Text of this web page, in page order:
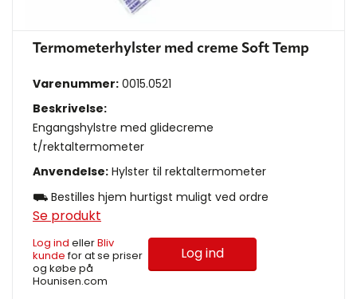
Termometerhylster med creme Soft Temp
Varenummer: 0015.0521
Beskrivelse:
Engangshylstre med glidecreme
t/rektaltermometer
Anvendelse: Hylster til rektaltermometer
⛟ Bestilles hjem hurtigst muligt ved ordre
Se produkt
Log ind ellerBliv
kundefor at se priser
og købe på
Hounisen.com
Log ind